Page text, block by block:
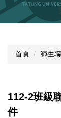
容
首頁 師生
112-2班級
件